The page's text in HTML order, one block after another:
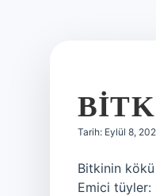
Tarih: Eylül 8,
Bitkinin kökü
Emici tüyler: